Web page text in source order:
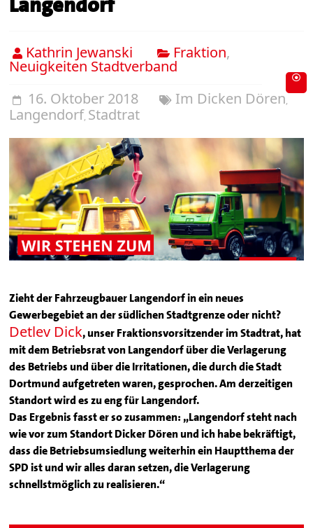
Kathrin Jewanski Fraktion,
Neuigkeiten Stadtverband
16. Oktober 2018
Im Dicken Dören,
Langendorf, Stadtrat
Zieht der Fahrzeugbauer Langendorf in ein neues
Gewerbegebiet an der südlichen Stadtgrenze oder nicht?
Detlev Dick, unser Fraktionsvorsitzender im Stadtrat, hat
mit dem Betriebsrat von Langendorf über die Verlagerung
des Betriebs und über die Irritationen, die durch die Stadt
Dortmund aufgetreten waren, gesprochen. Am derzeitigen
Standort wird es zu eng für Langendorf.
Das Ergebnis fasst er so zusammen: „Langendorf steht nach
wie vor zum Standort Dicker Dören und ich habe bekräftigt,
dass die Betriebsumsiedlung weiterhin ein Hauptthema der
SPD ist und wir alles daran setzen, die Verlagerung
schnellstmöglich zu realisieren.“